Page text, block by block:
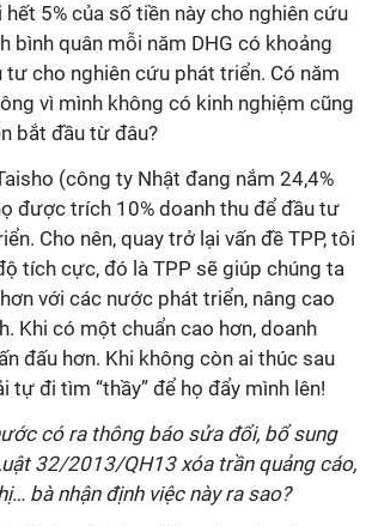
hết 5% của số tiền này cho nghiên cứu
bình quân mỗi năm DHG có khoảng
tư cho nghiên cứu phát triển. Có năm
vì mình không có kinh nghiệm cũng
bắt đầu từ đâu?
(công ty Nhật đang nắm 24,4%
được trích 10% doanh thu để đầu tư
Cho nên, quay trở lại vấn đề TPP, tôi
tích cực, đó là TPP sẽ giúp chúng ta
với các nước phát triển, nâng cao
Khi có một chuẩn cao hơn, doanh
đấu hơn. Khi không còn ai thúc sau
tự đi tìm “thầy” để họ đẩy mình lên!
có ra thông báo sửa đổi, bổ sung
32/2013/QH13 xóa trần quảng cáo,
bà nhận định việc này ra sao?